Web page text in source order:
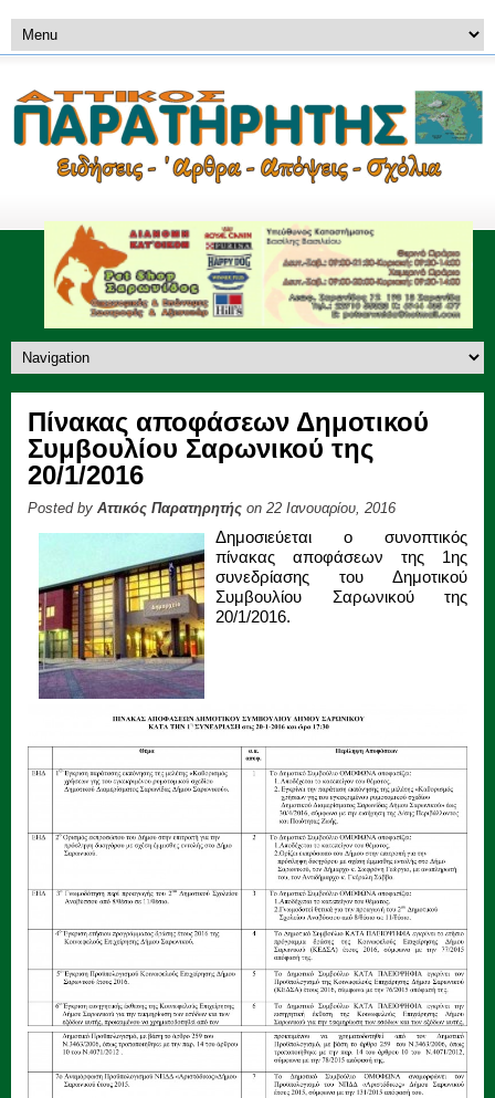
Πίνακας αποφάσεων Δημοτικού
Συμβουλίου Σαρωνικού της
20/1/2016
Posted by Αττικός Παρατηρητής on 22 Ιανουαρίου, 2016
Δημοσιεύεται ο συνοπτικός
πίνακας αποφάσεων της 1ης
συνεδρίασης του Δημοτικού
Συμβουλίου Σαρωνικού της
20/1/2016.